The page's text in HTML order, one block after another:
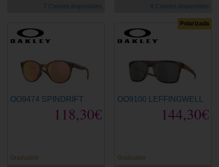
7 Colores disponibles
6 Colores disponibles
OO9474 SPINDRIFT
118,30€
Graduable
Polarizada
OO9100 LEFFINGWELL
144,30€
Graduable